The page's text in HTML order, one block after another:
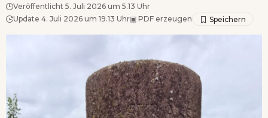
Veröffentlicht 5. Juli 2026 um 5.13 Uhr
Update 4. Juli 2026 um 19.13 Uhr▣ PDF erzeugen